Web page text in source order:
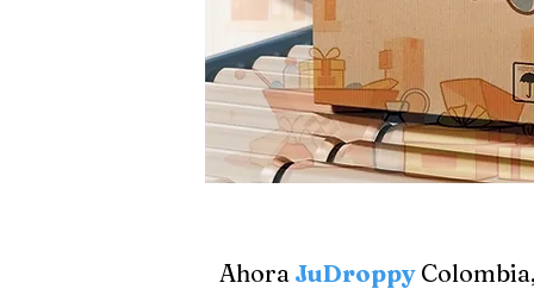
Ahora JuDroppy